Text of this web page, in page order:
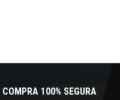
COMPRA 100% SEGURA